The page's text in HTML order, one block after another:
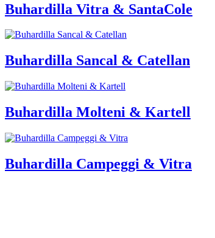
Buhardilla Vitra & SantaCole
Buhardilla Sancal & Catellan
Buhardilla Molteni & Kartell
Buhardilla Campeggi & Vitra